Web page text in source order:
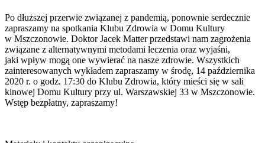
Po dłuższej przerwie związanej z pandemią, ponownie serdecznie
zapraszamy na spotkania Klubu Zdrowia w Domu Kultury
w Mszczonowie. Doktor Jacek Matter przedstawi nam zagrożenia
związane z alternatywnymi metodami leczenia oraz wyjaśni,
jaki wpływ mogą one wywierać na nasze zdrowie. Wszystkich
zainteresowanych wykładem zapraszamy w środę, 14 października
2020 r. o godz. 17:30 do Klubu Zdrowia, który mieści się w sali
kinowej Domu Kultury przy ul. Warszawskiej 33 w Mszczonowie.
Wstęp bezpłatny, zapraszamy!